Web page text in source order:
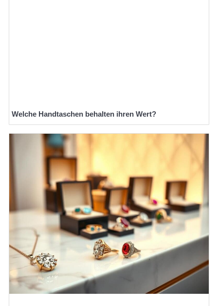
Welche Handtaschen behalten ihren Wert?